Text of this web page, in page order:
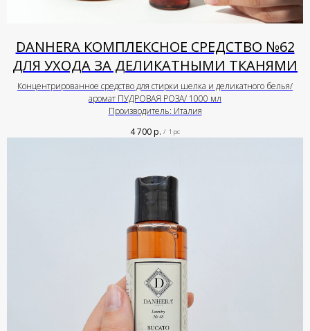
DANHERA КОМПЛЕКСНОЕ СРЕДСТВО №62
ДЛЯ УХОДА ЗА ДЕЛИКАТНЫМИ ТКАНЯМИ
Концентрированное средство для стирки шелка и деликатного белья/
аромат ПУДРОВАЯ РОЗА/ 1000 мл
Производитель: Италия
4 700р. / 1 pc